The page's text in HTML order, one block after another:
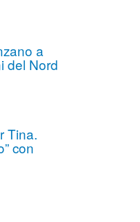
a
del Nord
Tina.
con